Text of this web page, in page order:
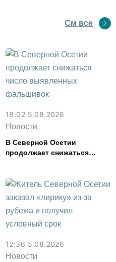
См все
18:02 5.08.2026
Новости
В Северной Осетии
продолжает снижаться
12:36 5.08.2026
Новости